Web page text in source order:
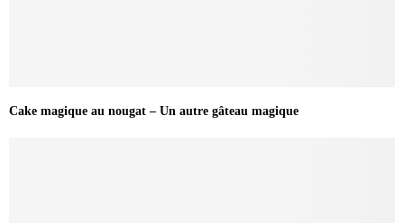
Cake magique au nougat – Un autre gâteau magique